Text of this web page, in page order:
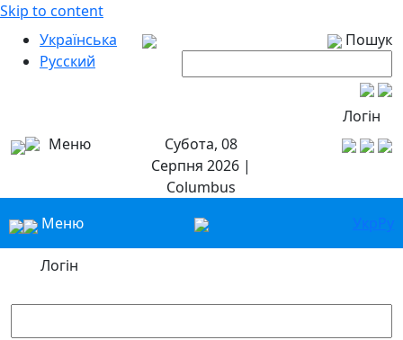
Skip to content
Українська
Русский
Пошук
Логін
Меню
Субота, 08
Серпня 2026 |
Columbus
Меню
УкрРу
Логін